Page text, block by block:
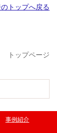
トップへ戻る
トップページ
事例紹介